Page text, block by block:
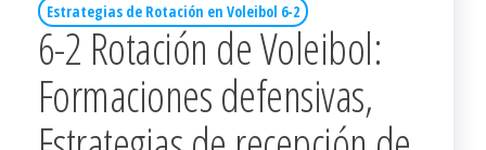
Estrategias de Rotación en Voleibol 6-2
6-2 Rotación de Voleibol:
Formaciones defensivas,